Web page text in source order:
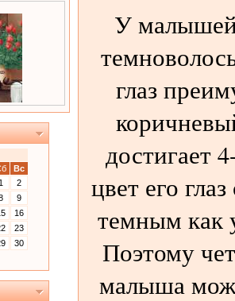
Вс
1
2
9
16
23
30
У
глаз
достигает
цвет его
темным как
Поэтому
малыша